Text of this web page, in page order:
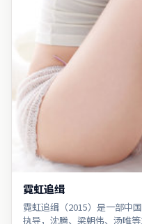
霓虹追缉
霓虹追缉（2015）是一部中
执导，沈腾、梁朝伟、汤唯